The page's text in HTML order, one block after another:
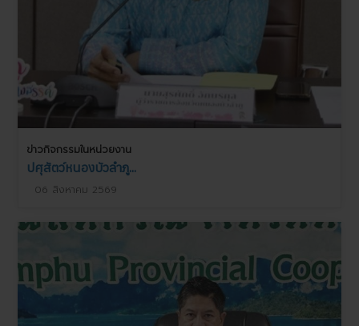
ข่าวกิจกรรมในหน่วยงาน
ปศุสัตว์หนองบัวลำภู...
06 สิงหาคม 2569